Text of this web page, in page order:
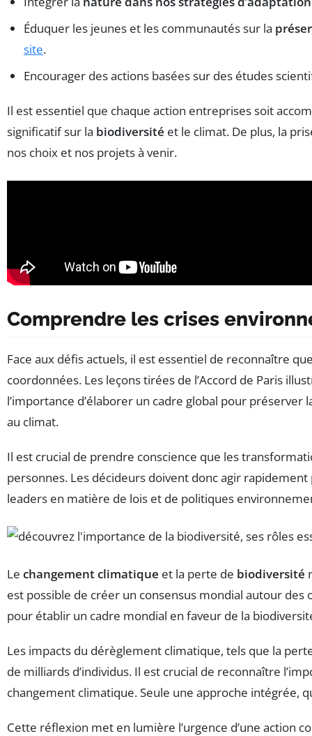
Éduquer les jeunes et les communautés sur la
site.
Encourager des actions basées sur des études
Il est essentiel que chaque action entreprises soit
significatif sur la biodiversité et le climat. De plus, la
nos choix et nos projets à venir.
Comprendre les crises
Face aux défis actuels, il est essentiel de reconnaître
coordonnées. Les leçons tirées de l’Accord de Paris
l’importance d’élaborer un cadre global pour
au climat.
Il est crucial de prendre conscience que les
personnes. Les décideurs doivent donc agir
leaders en matière de lois et de politiques
Le changement climatique et la perte de biodiversité
est possible de créer un consensus mondial autour
pour établir un cadre mondial en faveur de la
Les impacts du dérèglement climatique, tels que la
de milliards d’individus. Il est crucial de reconnaître
changement climatique. Seule une approche intégrée,
Cette réflexion met en lumière l’urgence d’une action